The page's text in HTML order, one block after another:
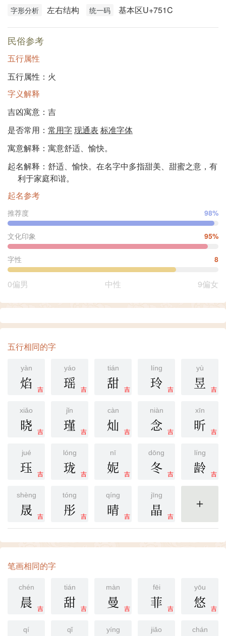
字形分析 左右结构 统一码 基本区U+751C
民俗参考
五行属性
五行属性：火
字义解释
吉凶寓意：吉
是否常用： 常用字现通表 标准字体
寓意解释：寓意舒适、愉快。
起名解释：舒适、愉快。在名字中多指甜美、甜蜜之意，有
利于家庭和谐。
起名参考
推荐度 98%
文化印象 95%
字性 8
0偏男 中性 9偏女
五行相同的字
yàn
吉
焰
yáo
吉
瑶
tián
吉
甜
líng
吉
玲
yù
吉
昱
xiǎo
吉
晓
jǐn
吉
瑾
càn
吉
灿
niàn
吉
念
xīn
吉
昕
jué
吉
珏
lóng
吉
珑
nī
吉
妮
dōng
吉
冬
líng
吉
龄
shèng
吉
晟
tóng
吉
彤
qíng
吉
晴
jīng
吉
晶 更多
笔画相同的字
chén
吉
晨
tián
吉
甜
màn
吉
曼
fēi
吉
菲
yōu
吉
悠
qí qǐ yíng jiǎo chán